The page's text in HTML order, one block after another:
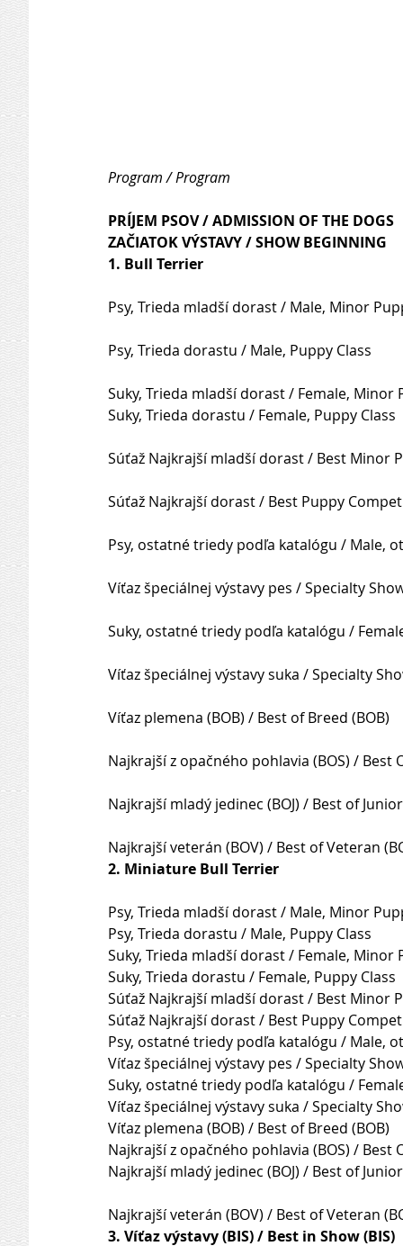
Program / Program
PRÍJEM PSOV / ADMISSION OF THE DOGS
ZAČIATOK VÝSTAVY / SHOW BEGINNING
1. Bull Terrier
Psy, Trieda mladší dorast / Male, Minor
Psy, Trieda dorastu / Male, Puppy Class
Suky, Trieda mladší dorast / Female, Minor
Suky, Trieda dorastu / Female, Puppy Class
Súťaž Najkrajší mladší dorast / Best Minor
Súťaž Najkrajší dorast / Best Puppy
Psy, ostatné triedy podľa katalógu / Male,
Víťaz špeciálnej výstavy pes / Specialty
Suky, ostatné triedy podľa katalógu /
Víťaz špeciálnej výstavy suka / Specialty
Víťaz plemena (BOB) / Best of Breed (BOB)
Najkrajší z opačného pohlavia (BOS) / Best
Najkrajší mladý jedinec (BOJ) / Best of Junior
Najkrajší veterán (BOV) / Best of Veteran
2. Miniature Bull Terrier
Psy, Trieda mladší dorast / Male, Minor
Psy, Trieda dorastu / Male, Puppy Class
Suky, Trieda mladší dorast / Female, Minor
Suky, Trieda dorastu / Female, Puppy Class
Súťaž Najkrajší mladší dorast / Best Minor
Súťaž Najkrajší dorast / Best Puppy
Psy, ostatné triedy podľa katalógu / Male,
Víťaz špeciálnej výstavy pes / Specialty
Suky, ostatné triedy podľa katalógu /
Víťaz špeciálnej výstavy suka / Specialty
Víťaz plemena (BOB) / Best of Breed (BOB)
Najkrajší z opačného pohlavia (BOS) / Best
Najkrajší mladý jedinec (BOJ) / Best of Junior
Najkrajší veterán (BOV) / Best of Veteran
3. Víťaz výstavy (BIS) / Best in Show (BIS)